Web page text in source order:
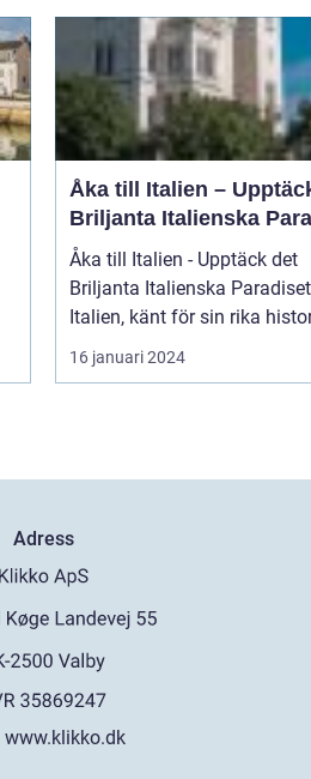
Åka till Italien –
Briljanta Italienska
Åka till Italien - Upptäck det
Briljanta Italienska Paradiset
Italien, känt för sin rika
16 januari 2024
Adress
www.klikko.dk